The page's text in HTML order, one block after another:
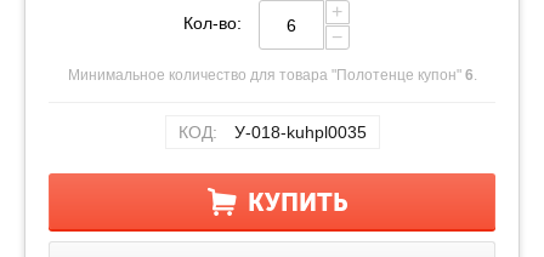
Кол-во:
+
−
Минимальное количество для товара "Полотенце купон" 6.
КОД: У-018-kuhpl0035
КУПИТЬ